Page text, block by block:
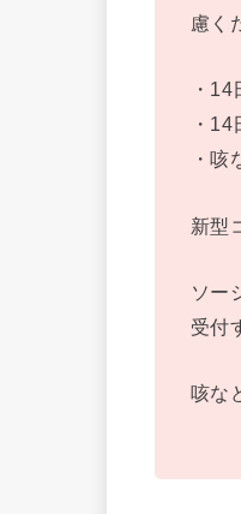
慮く
・
・
・
新型
ソー
受付
咳な